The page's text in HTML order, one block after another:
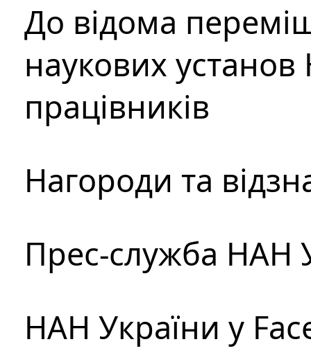
До відома
наукових установ
працівників
Нагороди та
Прес-служба НАН
НАН України у